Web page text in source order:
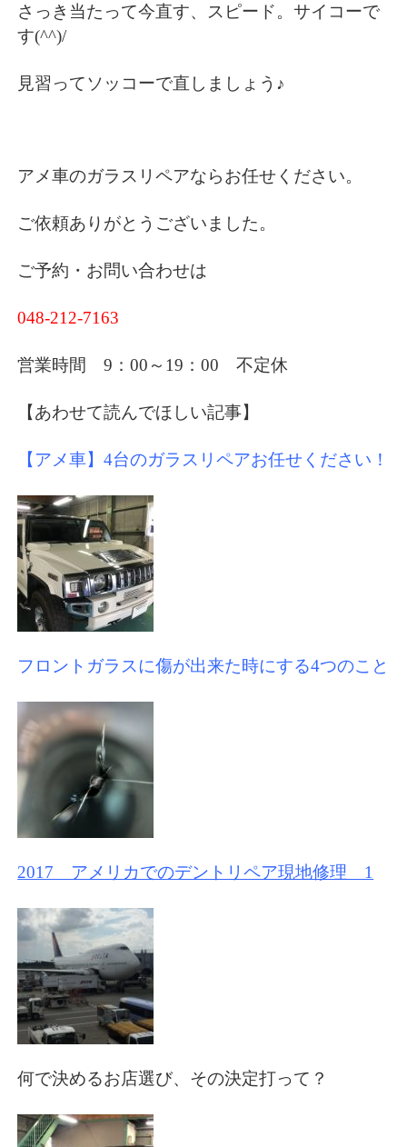
さっき当たって今直す、スピード。サイコーで
す(^^)/
見習ってソッコーで直しましょう♪
アメ車のガラスリペアならお任せください。
ご依頼ありがとうございました。
ご予約・お問い合わせは
048-212-7163
営業時間 9：00～19：00 不定休
【あわせて読んでほしい記事】
【アメ車】4台のガラスリペアお任せください！
フロントガラスに傷が出来た時にする4つのこと
2017 アメリカでのデントリペア現地修理 1
何で決めるお店選び、その決定打って？